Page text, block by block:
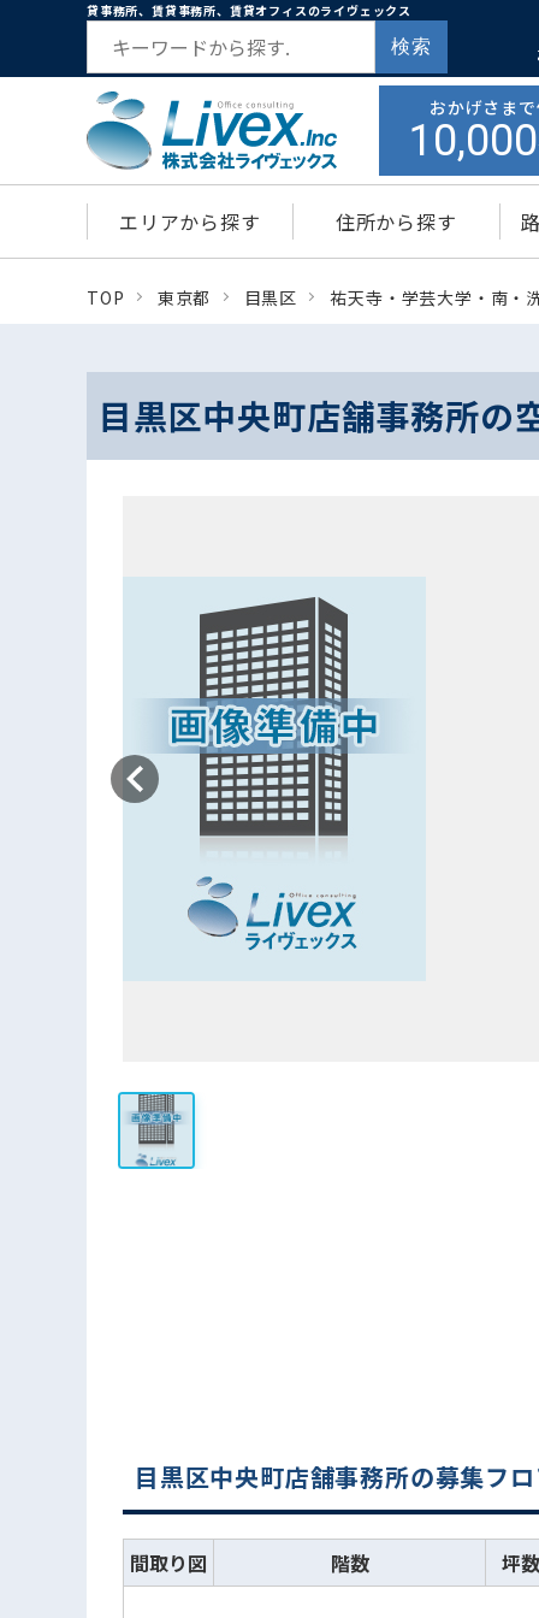
貸事務所、賃貸事務所、賃貸オフィスのライヴェックス
検索
おかげさま
10,000
エリアから探す 住所から探す
TOP 東京都 目黒区 祐天寺・学芸大学・南・
目黒区中央町店舗事務所の
目黒区中央町店舗事務所の募集フ
間取り図 階数 坪数